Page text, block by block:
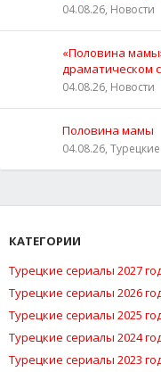
04.08.26, Новости
«Половина
драматическом
04.08.26, Новости
Половина мамы
04.08.26,
КАТЕГОРИИ
Турецкие сериалы 2027
Турецкие сериалы 2026
Турецкие сериалы 2025
Турецкие сериалы 2024
Турецкие сериалы 2023